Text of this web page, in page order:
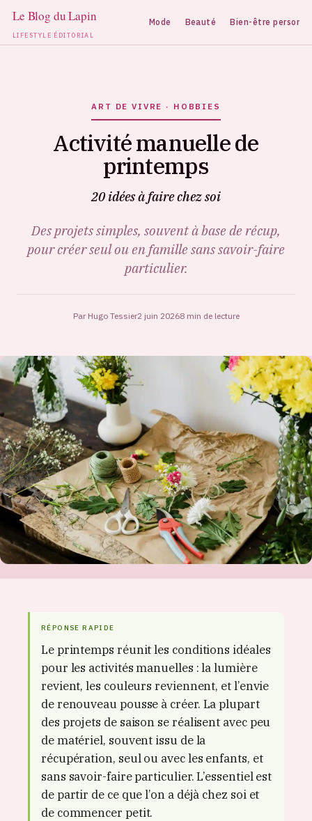
LIFESTYLE ÉDITORIAL
Mode Beauté Bien-être
ART DE VIVRE · HOBBIES
Activité manuelle de
printemps
20 idées à faire chez soi
Des projets simples, souvent à base de récup,
pour créer seul ou en famille sans savoir-faire
particulier.
Par Hugo Tessier2 juin 20268 min de lecture
RÉPONSE RAPIDE
Le printemps réunit les conditions idéales
pour les activités manuelles : la lumière
revient, les couleurs reviennent, et l’envie
de renouveau pousse à créer. La plupart
des projets de saison se réalisent avec peu
de matériel, souvent issu de la
récupération, seul ou avec les enfants, et
sans savoir-faire particulier. L’essentiel est
de partir de ce que l’on a déjà chez soi et
de commencer petit.